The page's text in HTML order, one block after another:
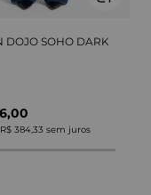
DOJO SOHO DARK
R$ 384,33 sem juros